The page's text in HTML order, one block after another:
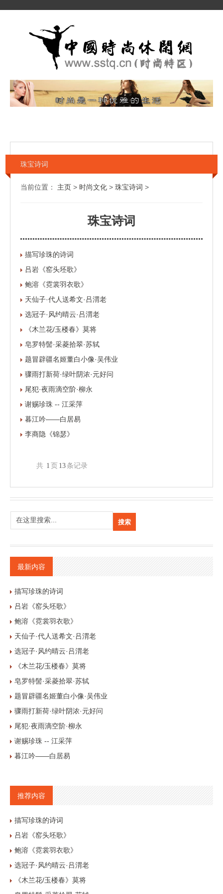
珠宝诗词
当前位置： 主页 > 时尚文化 > 珠宝诗词 >
珠宝诗词
描写珍珠的诗词
吕岩《窑头坯歌》
鲍溶《霓裳羽衣歌》
天仙子·代人送希文·吕渭老
选冠子·风约晴云·吕渭老
《木兰花/玉楼春》莫将
皂罗特髻·采菱拾翠·苏轼
题冒辟疆名姬董白小像·吴伟业
骤雨打新荷·绿叶阴浓·元好问
尾犯·夜雨滴空阶·柳永
谢赐珍珠 -- 江采萍
暮江吟——白居易
李商隐《锦瑟》
共 1 页 13 条记录
最新内容
描写珍珠的诗词
吕岩《窑头坯歌》
鲍溶《霓裳羽衣歌》
天仙子·代人送希文·吕渭老
选冠子·风约晴云·吕渭老
《木兰花/玉楼春》莫将
皂罗特髻·采菱拾翠·苏轼
题冒辟疆名姬董白小像·吴伟业
骤雨打新荷·绿叶阴浓·元好问
尾犯·夜雨滴空阶·柳永
谢赐珍珠 -- 江采萍
暮江吟——白居易
推荐内容
描写珍珠的诗词
吕岩《窑头坯歌》
鲍溶《霓裳羽衣歌》
选冠子·风约晴云·吕渭老
《木兰花/玉楼春》莫将